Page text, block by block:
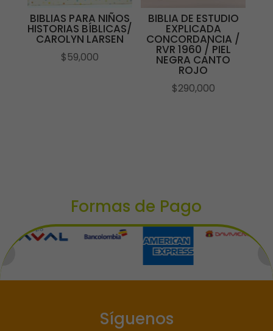
BIBLIAS PARA NIÑOS
HISTORIAS BÍBLICAS/
CAROLYN LARSEN
$59,000
BIBLIA DE ESTUDIO
EXPLICADA
CONCORDANCIA /
RVR 1960 / PIEL
NEGRA CANTO
ROJO
$290,000
Formas de Pago
Síguenos